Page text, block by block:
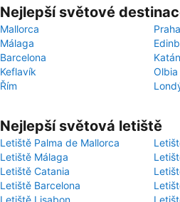
Nejlepší světové
Mallorca
Praha
Málaga
Barcelona
Keflavík
Olbia
Řím
Nejlepší světová letiště
Letiště Palma de Mallorca
Letiště Málaga
Letiště Catania
Letiště Barcelona
Letiště Lisabon